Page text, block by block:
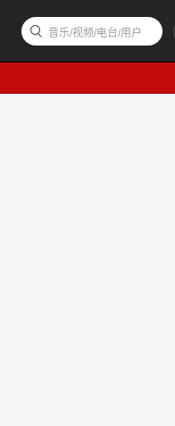
音乐/视频/电台/用户